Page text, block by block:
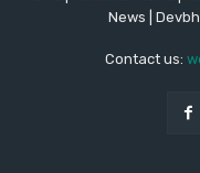
News |
Contact us: